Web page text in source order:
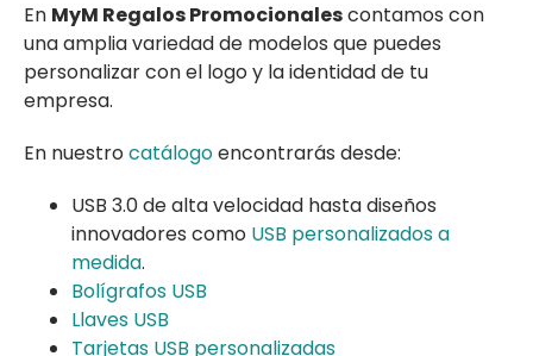
En MyM Regalos Promocionalescontamos con
una amplia variedad de modelos que puedes
personalizar con el logo y la identidad de tu
empresa.
En nuestrocatálogoencontrarás desde:
USB 3.0 de alta velocidad hasta diseños
innovadores como USB personalizados a
medida.
Bolígrafos USB
Llaves USB
Tarjetas USB personalizadas